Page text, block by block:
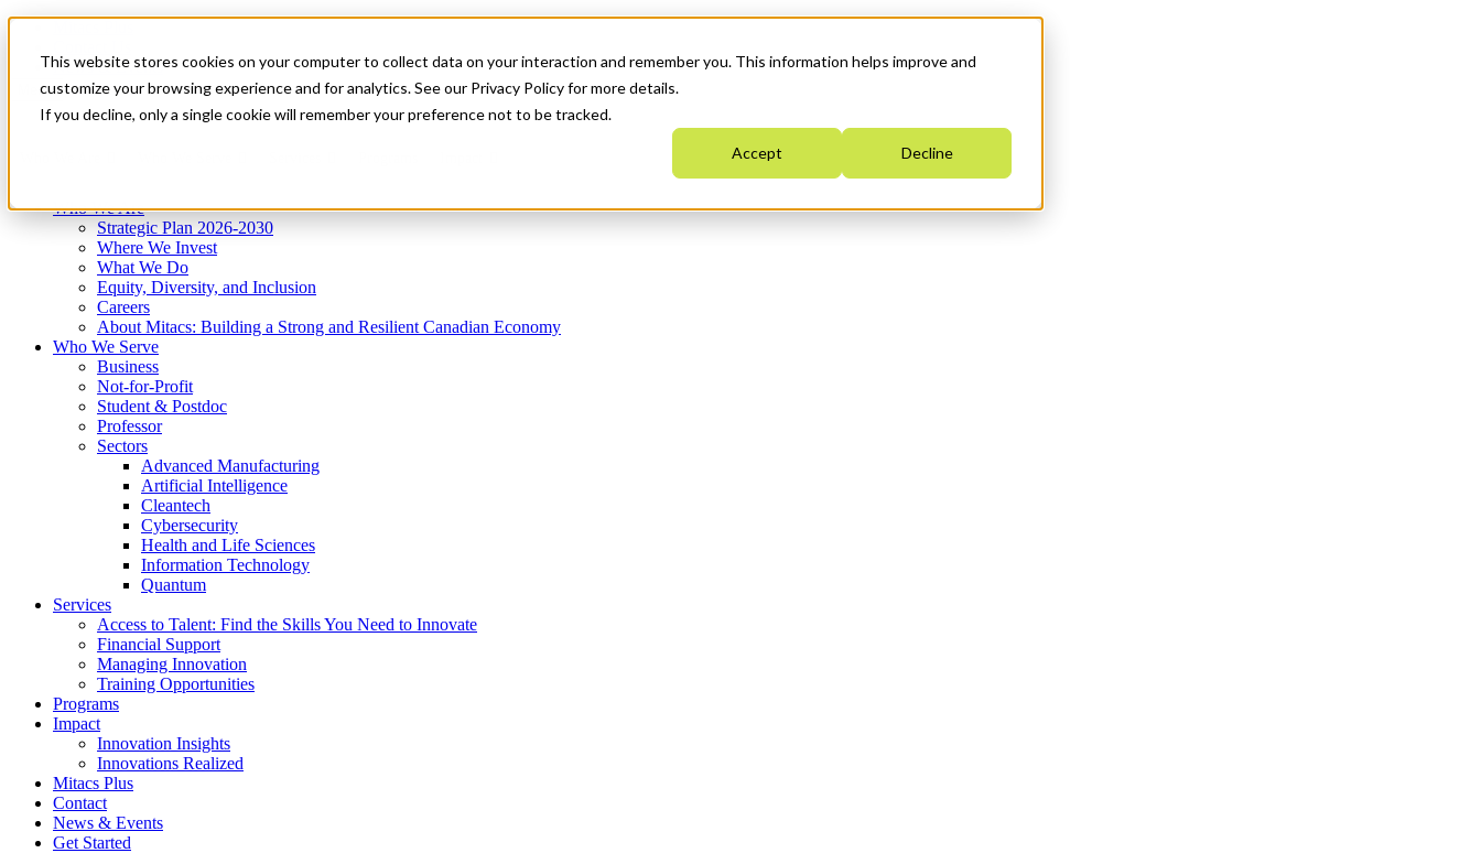
This website stores cookies on your computer to collect data on your interaction and remember you. This information helps improve and
customize your browsing experience and for analytics. See our Privacy Policy for more details.
If you decline, only a single cookie will remember your preference not to be tracked.
Accept Decline
News & Events
Get Started
Menu
Who We Are
Strategic Plan 2026-2030
Where We Invest
What We Do
Equity, Diversity, and Inclusion
Careers
About Mitacs: Building a Strong and Resilient Canadian Economy
Who We Serve
Business
Not-for-Profit
Student & Postdoc
Professor
Sectors
Advanced Manufacturing
Artificial Intelligence
Cleantech
Cybersecurity
Health and Life Sciences
Information Technology
Quantum
Services
Access to Talent: Find the Skills You Need to Innovate
Financial Support
Managing Innovation
Training Opportunities
Programs
Impact
Innovation Insights
Innovations Realized
Mitacs Plus
Contact
News & Events
Get Started